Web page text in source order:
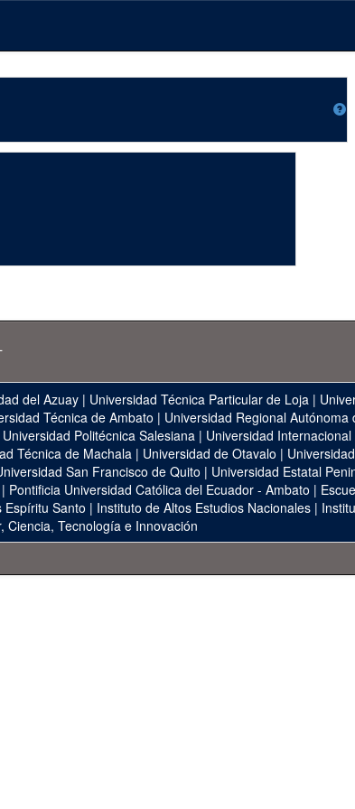
del Azuay | Universidad Técnica Particular de Loja |
Técnica de Ambato | Universidad Regional Autónoma
Universidad Politécnica Salesiana| Universidad
Técnica de Machala | Universidad de Otavalo |
San Francisco de Quito | Universidad Estatal
| Pontificia Universidad Católica del Ecuador - Ambato |
Espíritu Santo | Instituto de Altos Estudios Nacionales |
Ciencia, Tecnología e Innovación